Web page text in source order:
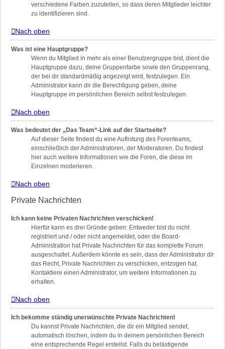
verschiedene Farben zuzuteilen, so dass deren Mitglieder leichter
zu identifizieren sind.
Nach oben
Was ist eine Hauptgruppe?
Wenn du Mitglied in mehr als einer Benutzergruppe bist, dient die
Hauptgruppe dazu, deine Gruppenfarbe sowie den Gruppenrang,
der bei dir standardmäßig angezeigt wird, festzulegen. Ein
Administrator kann dir die Berechtigung geben, deine
Hauptgruppe im persönlichen Bereich selbst festzulegen.
Nach oben
Was bedeutet der „Das Team“-Link auf der Startseite?
Auf dieser Seite findest du eine Auflistung des Forenteams,
einschließlich der Administratoren, der Moderatoren. Du findest
hier auch weitere Informationen wie die Foren, die diese im
Einzelnen moderieren.
Nach oben
Private Nachrichten
Ich kann keine Privaten Nachrichten verschicken!
Hierfür kann es drei Gründe geben: Entweder bist du nicht
registriert und / oder nicht angemeldet, oder die Board-
Administration hat Private Nachrichten für das komplette Forum
ausgeschaltet. Außerdem könnte es sein, dass der Administrator dir
das Recht, Private Nachrichten zu verschicken, entzogen hat.
Kontaktiere einen Administrator, um weitere Informationen zu
erhalten.
Nach oben
Ich bekomme ständig unerwünschte Private Nachrichten!
Du kannst Private Nachrichten, die dir ein Mitglied sendet,
automatisch löschen, indem du in deinem persönlichen Bereich
eine entsprechende Regel erstellst. Falls du belästigende